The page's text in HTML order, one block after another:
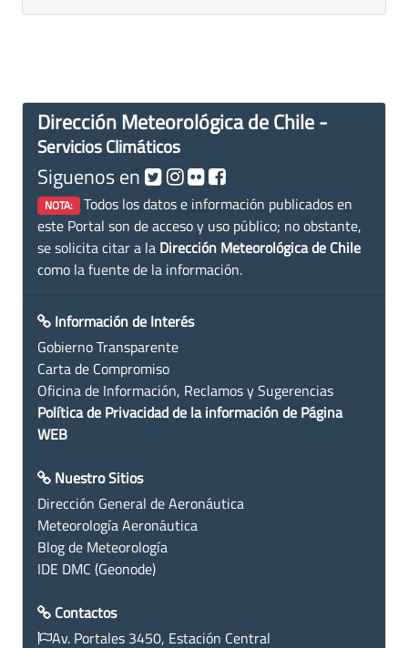
Dirección Meteorológica de Chile -
Servicios Climáticos
Siguenos en
NOTA: Todos los datos e información publicados en
este Portal son de acceso y uso público; no obstante,
se solicita citar a la Dirección Meteorológica de Chile
como la fuente de la información.
Información de Interés
Gobierno Transparente
Carta de Compromiso
Oficina de Información, Reclamos y Sugerencias
Política de Privacidad de la información de Página
WEB
Nuestro Sitios
Dirección General de Aeronáutica
Meteorología Aeronáutica
Blog de Meteorología
IDE DMC (Geonode)
Contactos
Av. Portales 3450, Estación Central